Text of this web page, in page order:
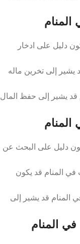
دليل على ادخار
إلى تخرين ماله
قد يشير إلى حفظ المال
دليل على البحث عن
المنام قد يكون
قد يشير إلى
المنام